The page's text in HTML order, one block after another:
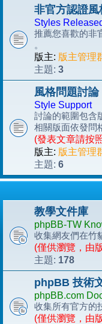
非官方認證風
Styles
推薦您喜歡的非
。
版主: 版主管理
主題: 3
風格問題討論
Style Support
討論的範圍包含
相關版面依發問
(發表文章請按
版主: 版主管理
主題: 6
教學文件庫
phpBB-TW
收集網友們在竹
(僅供瀏覽，由
主題: 178
phpBB 技術
phpBB.com
收集所有官方的
(僅供瀏覽，由